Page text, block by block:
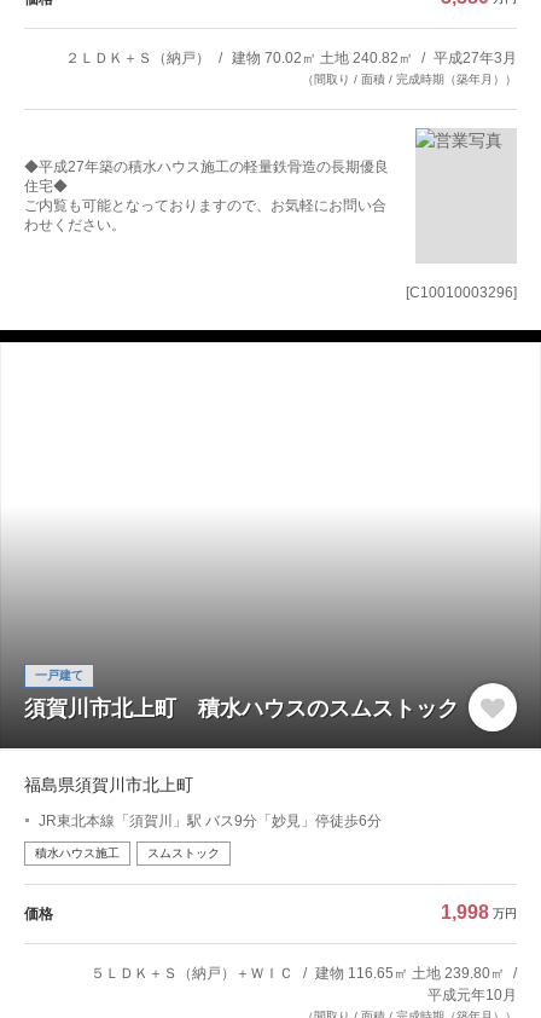
[C10010003296]
２ＬＤＫ＋Ｓ（納戸） 建物 70.02㎡ 土地 240.82㎡ 平成27年3月
（間取り / 面積 / 完成時期（築年月））
◆平成27年築の積水ハウス施工の軽量鉄骨造の長期優良
住宅◆
ご内覧も可能となっておりますので、お気軽にお問い合
わせください。
一戸建て
須賀川市北上町 積水ハウスのスムストック
福島県須賀川市北上町
JR東北本線「須賀川」駅 バス9分「妙見」停徒歩6分
積水ハウス施工 スムストック
価格 1,998 万円
５ＬＤＫ＋Ｓ（納戸）＋ＷＩＣ
建物 116.65㎡ 土地 239.80㎡
平成元年10月